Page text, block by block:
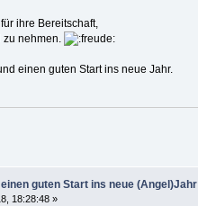
ihre Bereitschaft,
nehmen.
einen guten Start ins neue Jahr.
guten Start ins neue (Angel)Jahr
18:28:48 »